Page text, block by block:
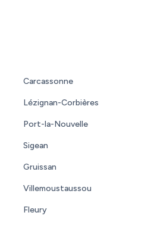
Carcassonne
Lézignan-Corbières
Port-la-Nouvelle
Sigean
Gruissan
Villemoustaussou
Fleury